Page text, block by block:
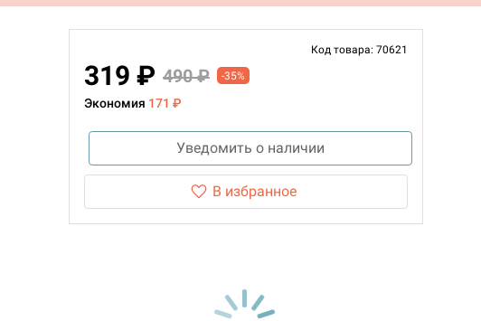
Код товара: 70621
319 ₽ 490 ₽ -35%
Экономия 171 ₽
Уведомить о наличии
В избранное